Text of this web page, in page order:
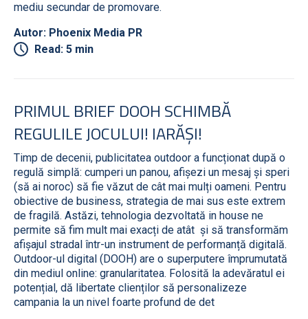
mediu secundar de promovare.
Autor: Phoenix Media PR
Read: 5 min
PRIMUL BRIEF DOOH SCHIMBĂ
REGULILE JOCULUI! IARĂȘI!
Timp de decenii, publicitatea outdoor a funcționat după o
regulă simplă: cumperi un panou, afișezi un mesaj și speri
(să ai noroc) să fie văzut de cât mai mulți oameni. Pentru
obiective de business, strategia de mai sus este extrem
de fragilă. Astăzi, tehnologia dezvoltată in house ne
permite să fim mult mai exacți de atât și să transformăm
afișajul stradal într-un instrument de performanță digitală.
Outdoor-ul digital (DOOH) are o superputere împrumutată
din mediul online: granularitatea. Folosită la adevăratul ei
potențial, dă libertate clienților să personalizeze
campania la un nivel foarte profund de det